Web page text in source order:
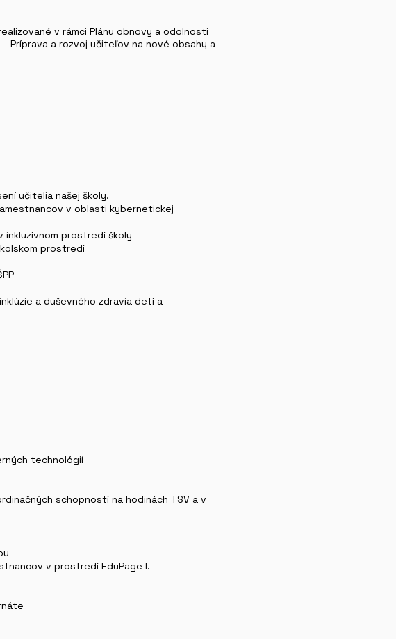
v rámci Plánu obnovy a odolnosti
Príprava a rozvoj učiteľov na nové obsahy a
učitelia našej školy.
v oblasti kybernetickej
inkluzívnom prostredí školy
prostredí
a duševného zdravia detí a
technológií
schopností na hodinách TSV a v
v prostredí EduPage I.